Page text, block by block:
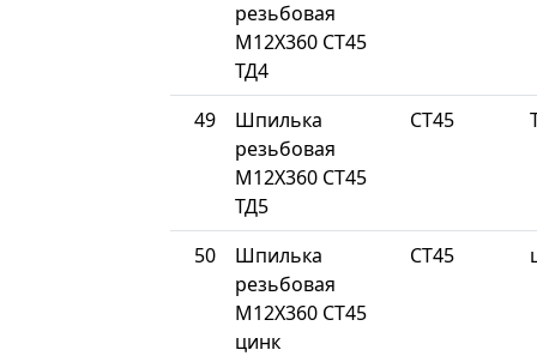
резьбовая
М12Х360 СТ45
ТД4
49
Шпилька
резьбовая
М12Х360 СТ45
ТД5
СТ45
50
Шпилька
резьбовая
М12Х360 СТ45
цинк
СТ45